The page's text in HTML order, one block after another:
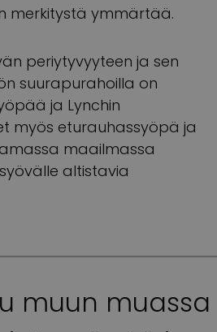
merkitystä ymmärtää.
periytyvyyteen ja sen
suurapurahoilla on
ja Lynchin
myös eturauhassyöpä ja
maailmassa
altistavia
muun muassa